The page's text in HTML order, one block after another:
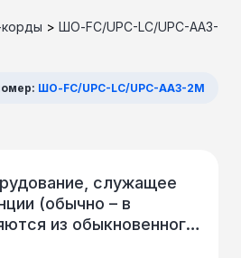
корды > ШО-FC/UPC-LC/UPC-AA3-
ШО-FC/UPC-LC/UPC-AA3-2M
служащее
(обычно – в
из обыкновенного